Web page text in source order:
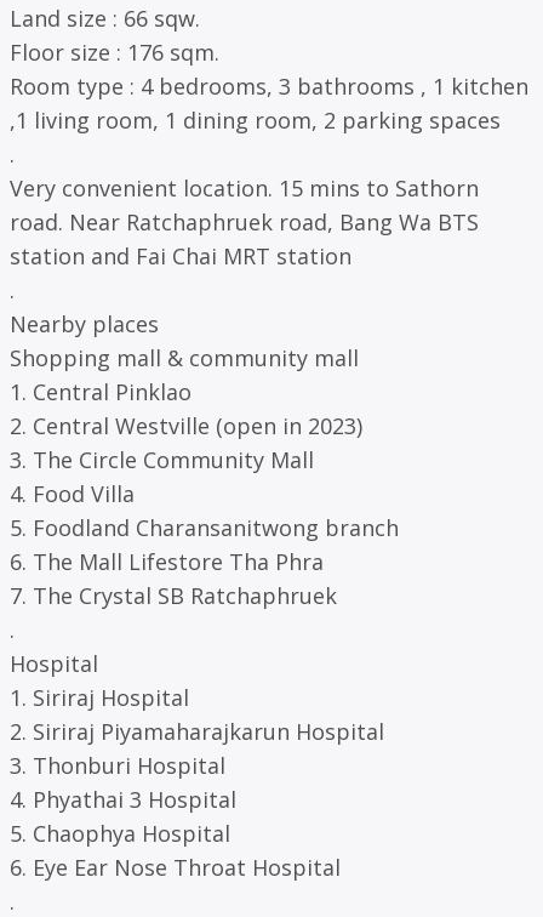
Land size : 66 sqw.
Floor size : 176 sqm.
Room type : 4 bedrooms, 3 bathrooms , 1 kitchen
,1 living room, 1 dining room, 2 parking spaces
.
Very convenient location. 15 mins to Sathorn
road. Near Ratchaphruek road, Bang Wa BTS
station and Fai Chai MRT station
.
Nearby places
Shopping mall & community mall
1. Central Pinklao
2. Central Westville (open in 2023)
3. The Circle Community Mall
4. Food Villa
5. Foodland Charansanitwong branch
6. The Mall Lifestore Tha Phra
7. The Crystal SB Ratchaphruek
.
Hospital
1. Siriraj Hospital
2. Siriraj Piyamaharajkarun Hospital
3. Thonburi Hospital
4. Phyathai 3 Hospital
5. Chaophya Hospital
6. Eye Ear Nose Throat Hospital
.